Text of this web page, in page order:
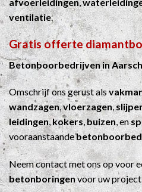
ventilatie.
Gratis offerte
Betonboorbedrijven in
Omschrijf ons gerust als
wandzagen,vloerzagen,
leidingen,kokers,buizen, en
vooraanstaande
Neem contact met ons op voor
betonboringenvoor uw